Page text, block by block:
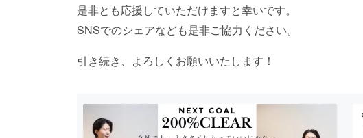
是非とも応援していただけますと幸いです。
SNSでのシェアなども是非ご協力ください。
引き続き、よろしくお願いいたします！